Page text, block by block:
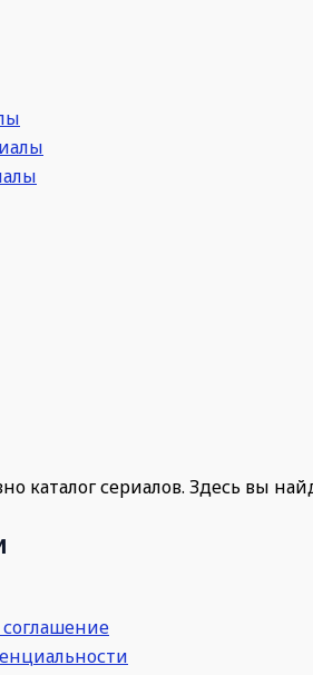
каталог сериалов. Здесь вы
соглашение